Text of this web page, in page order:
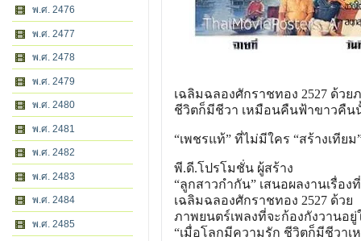
พ.ศ. 2476
พ.ศ. 2477
พ.ศ. 2478
พ.ศ. 2479
พ.ศ. 2480
พ.ศ. 2481
พ.ศ. 2482
พ.ศ. 2483
พ.ศ. 2484
พ.ศ. 2485
เฉลิมฉลองศักราชทอง 2527 ด้ว
ชีวิตก็มีชีวา เหมือนคืนฟ้าขาวคืน
“เพชรแท้” ที่ไม่มีใคร “สร้างเทียม
พี.ดี.โปรโมชั่น ผู้สร้าง
“ลูกสาวกำกัน” เสนอผลงานเรื่อง
เฉลิมฉลองศักราชทอง 2527 ด้วย
ภาพยนตร์เพลงที่จะก้องกังวานอยู่
“เมื่อโลกมีความรัก ชีวิตก็มีชีวา